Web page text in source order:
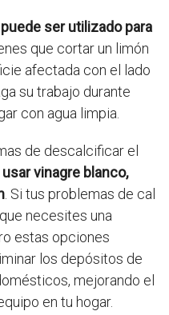
ser utilizado para
que cortar un limón
afectada con el lado
su trabajo durante
con agua limpia.
de descalcificar el
vinagre blanco,
. Si tus problemas de cal
necesites una
estas opciones
los depósitos de
mejorando el
en tu hogar.